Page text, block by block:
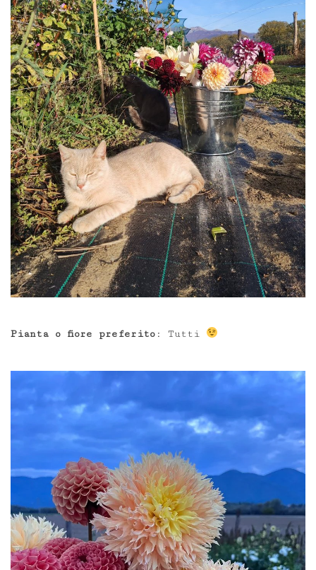
Pianta o fiore preferito : Tutti